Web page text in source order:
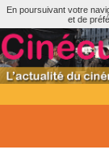
En poursuivant votre
et de